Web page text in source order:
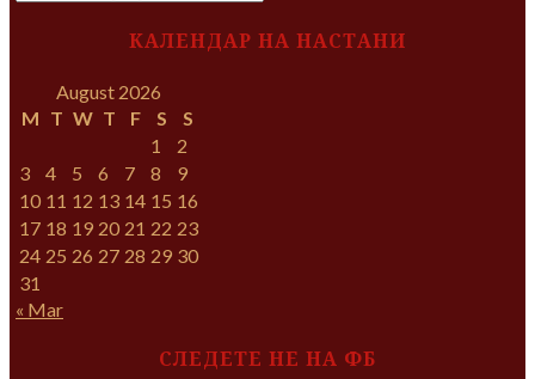
КАЛЕНДАР НА НАСТАНИ
August 2026
M T W T F S
S
1
2
3
4 5 6 7 8
9
10 11 12 13 14 15 16
17 18 19 20 21 22 23
24 25 26 27 28 29 30
31
« Mar
СЛЕДЕТЕ НЕ НА ФБ